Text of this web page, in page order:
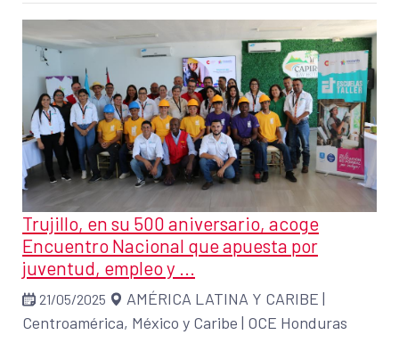
Trujillo, en su 500 aniversario, acoge
Encuentro Nacional que apuesta por
juventud, empleo y ...
21/05/2025 AMÉRICA LATINA Y CARIBE |
Centroamérica, México y Caribe | OCE Honduras